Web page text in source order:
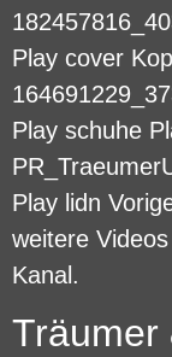
Play cover
Play schuhe
Play lidn
weitere
Kanal.
Träumer